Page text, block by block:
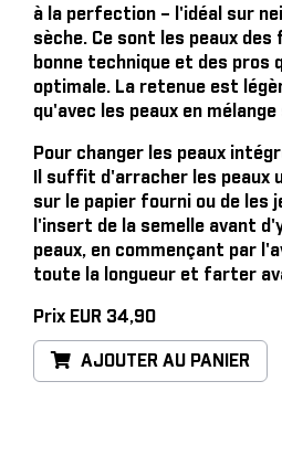
à la perfection – l'idéal sur
sèche. Ce sont les peaux
bonne technique et des pros
optimale. La retenue est
qu'avec les peaux en
Pour changer les peaux
Il suffit d'arracher les peaux
sur le papier fourni ou de les
l'insert de la semelle avant
peaux, en commençant par
toute la longueur et farter
Prix EUR 34,90
AJOUTER AU PANIER